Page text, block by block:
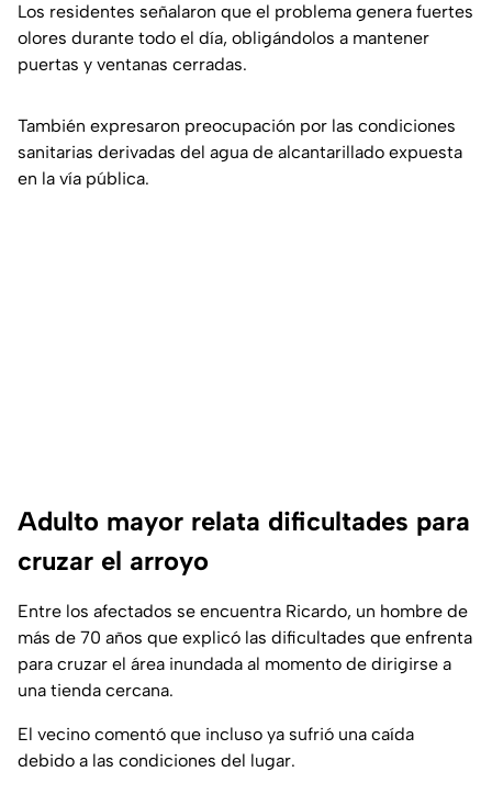
Los residentes señalaron que el problema genera fuertes
olores durante todo el día, obligándolos a mantener
puertas y ventanas cerradas.
También expresaron preocupación por las condiciones
sanitarias derivadas del agua de alcantarillado expuesta
en la vía pública.
Adulto mayor relata dificultades para
cruzar el arroyo
Entre los afectados se encuentra Ricardo, un hombre de
más de 70 años que explicó las dificultades que enfrenta
para cruzar el área inundada al momento de dirigirse a
una tienda cercana.
El vecino comentó que incluso ya sufrió una caída
debido a las condiciones del lugar.